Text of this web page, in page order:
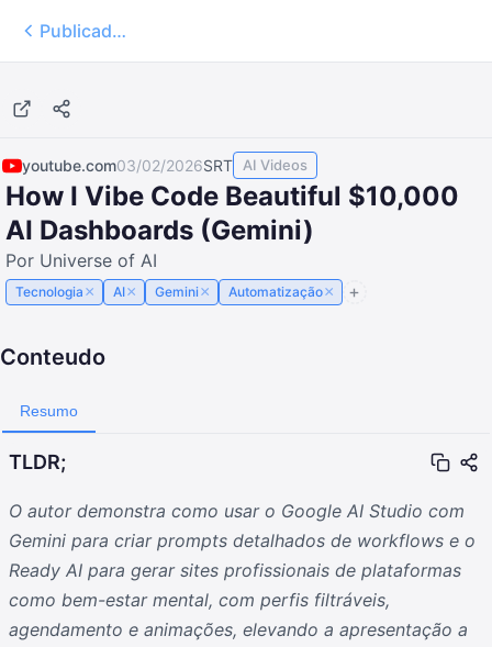
Publicados
youtube.com03/02/2026SRT AI Videos
How I Vibe Code Beautiful $10,000
AI Dashboards (Gemini)
Por Universe of AI
Tecnologia × AI× Gemini× Automatização×
Conteudo
Resumo
TLDR;
O autor demonstra como usar o Google AI Studio com
Gemini para criar prompts detalhados de workflows e o
Ready AI para gerar sites profissionais de plataformas
como bem-estar mental, com perfis filtráveis,
agendamento e animações, elevando a apresentação a